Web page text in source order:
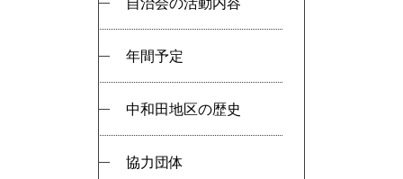
自治会の活動内容
年間予定
中和田地区の歴史
協力団体